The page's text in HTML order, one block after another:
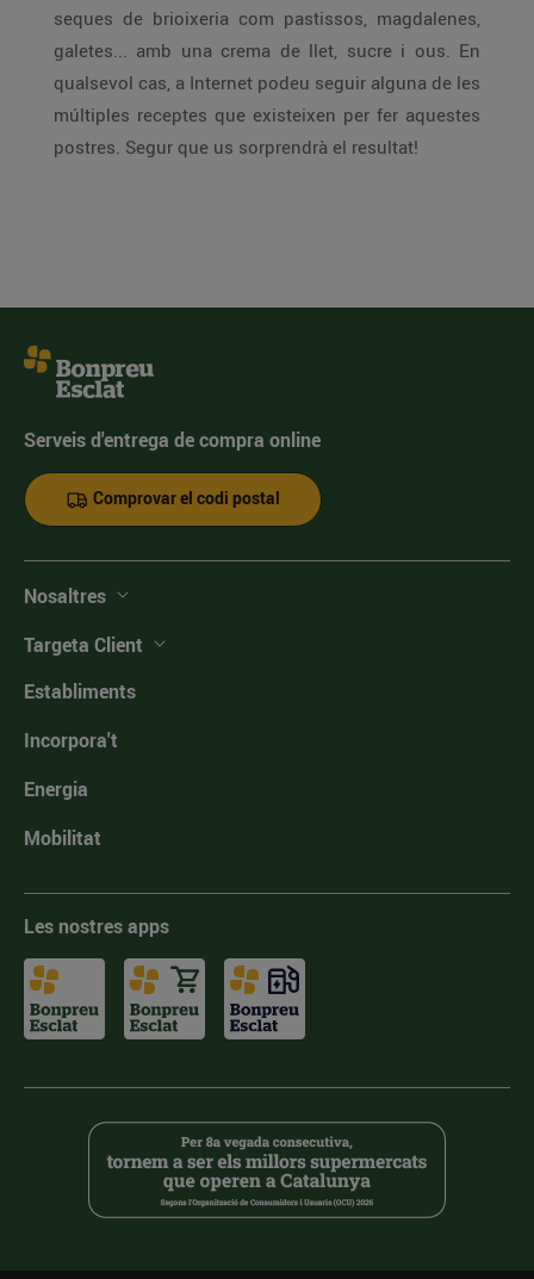
seques de brioixeria com pastissos, magdalenes,
galetes... amb una crema de llet, sucre i ous. En
qualsevol cas, a Internet podeu seguir alguna de les
múltiples receptes que existeixen per fer aquestes
postres. Segur que us sorprendrà el resultat!
Serveis d'entrega de compra online
Comprovar el codi postal
Nosaltres
Targeta Client
Establiments
Incorpora't
Energia
Mobilitat
Les nostres apps